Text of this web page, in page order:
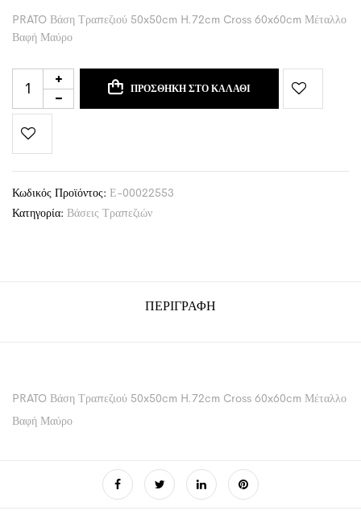
PRATO Βάση Τραπεζιού 50x50cm H.72cm Cross 60x60cm Μέταλλο
Βαφή Μαύρο
ΠΡΟΣΘΉΚΗ ΣΤΟ ΚΑΛΆΘΙ
Κωδικός Προϊόντος: Ε-00022553
Κατηγορία: Βάσεις Τραπεζιών
ΠΕΡΙΓΡΑΦΉ
PRATO Βάση Τραπεζιού 50x50cm H.72cm Cross 60x60cm Μέταλλο
Βαφή Μαύρο